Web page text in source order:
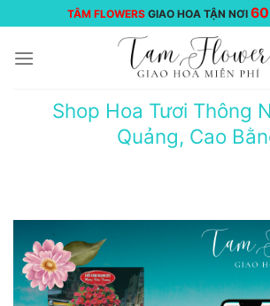
đến
nội
TÂM FLOWERS GIAO HOA TẬN NƠI 60
Shop Hoa Tươi Thông
Quảng, Cao